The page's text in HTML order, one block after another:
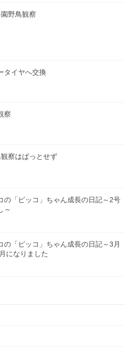
野鳥観察
タイヤへ交換
察
察はぱっとせず
の「ピッコ」ちゃん成長の日記～2号
～
の「ピッコ」ちゃん成長の日記～3月
になりました